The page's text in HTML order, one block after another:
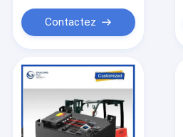
Des produits
Au sujet de nous
Contactez